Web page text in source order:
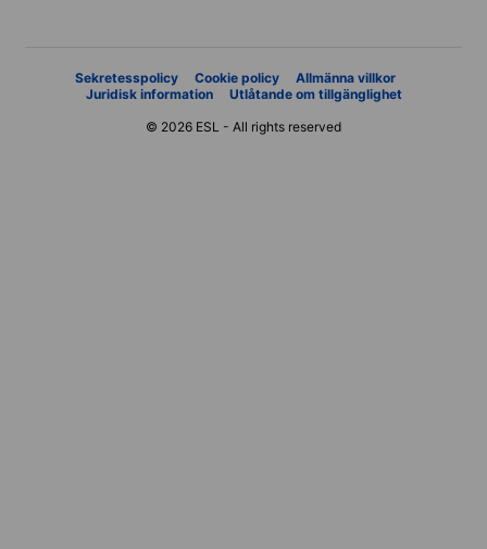
Sekretesspolicy Cookie policy
Allmänna villkor
Juridisk information
Utlåtande om tillgänglighet
© 2026 ESL - All rights reserved